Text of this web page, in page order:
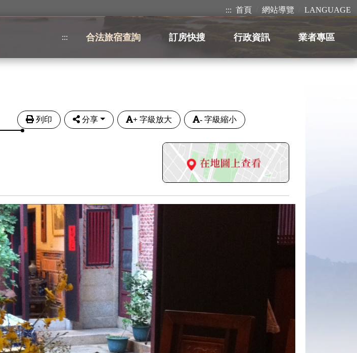
::: 首頁 網站導覽 LANGUAGE
::: 合法旅宿查詢 訂房快搜 行政資訊 業者專區
列印 分享 + 字級放大 - 字級縮小